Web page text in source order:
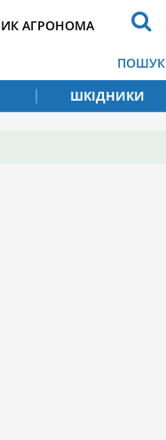
АГРОНОМА
ПОШУК
ШКІДНИКИ